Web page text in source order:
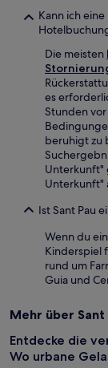
Kann ich
Die meisten
es
Stunden
beruhigt zu
Unterkunft"
Unterkunft"
Ist Sant Pau
Wenn du
Kinderspiel
rund um
Guia und
Mehr über
Entdecke die
Wo urbane